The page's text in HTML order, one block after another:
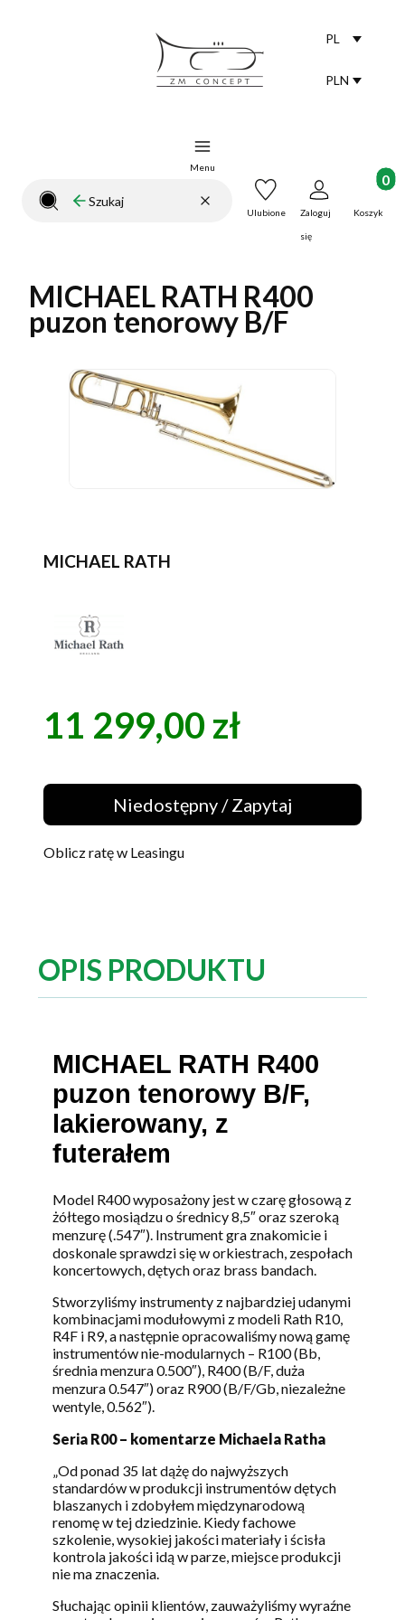
PL
PLN
Menu
Zamknij wyszukiwarkęWyczyść
Szukaj Ulubione Zaloguj
się
Koszyk
MICHAEL RATH R400
puzon tenorowy B/F
MICHAEL RATH
Cena
11 299,00 zł
Niedostępny / Zapytaj
Oblicz ratę w Leasingu
OPIS PRODUKTU
MICHAEL RATH R400
puzon tenorowy B/F,
lakierowany, z
futerałem
Model R400 wyposażony jest w czarę głosową z
żółtego mosiądzu o średnicy 8,5″ oraz szeroką
menzurę (.547″). Instrument gra znakomicie i
doskonale sprawdzi się w orkiestrach, zespołach
koncertowych, dętych oraz brass bandach.
Stworzyliśmy instrumenty z najbardziej udanymi
kombinacjami modułowymi z modeli Rath R10,
R4F i R9, a następnie opracowaliśmy nową gamę
instrumentów nie-modularnych – R100 (Bb,
średnia menzura 0.500″), R400 (B/F, duża
menzura 0.547″) oraz R900 (B/F/Gb, niezależne
wentyle, 0.562″).
Seria R00 – komentarze Michaela Ratha
„Od ponad 35 lat dążę do najwyższych
standardów w produkcji instrumentów dętych
blaszanych i zdobyłem międzynarodową
renomę w tej dziedzinie. Kiedy fachowe
szkolenie, wysokiej jakości materiały i ścisła
kontrola jakości idą w parze, miejsce produkcji
nie ma znaczenia.
Słuchając opinii klientów, zauważyliśmy wyraźne